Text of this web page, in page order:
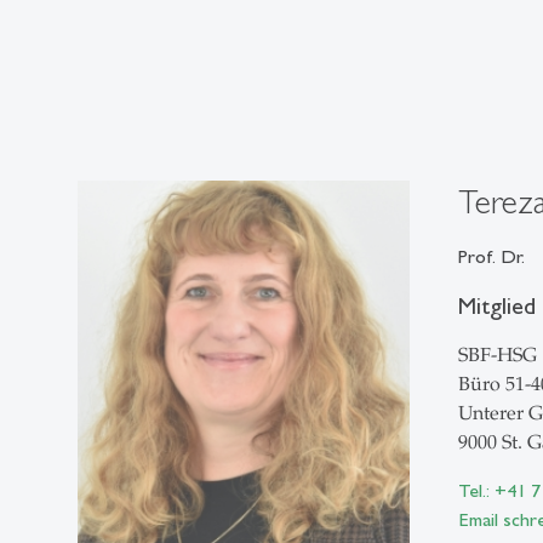
Prof. Dr.
Mitglied
SBF-HSG
Büro 51-
Unterer
9000 St.
Tel.: +41
Email